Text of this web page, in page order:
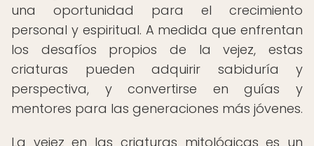
una oportunidad para el crecimiento
personal y espiritual. A medida que enfrentan
los desafíos propios de la vejez, estas
criaturas pueden adquirir sabiduría y
perspectiva, y convertirse en guías y
mentores para las generaciones más jóvenes.
La vejez en las criaturas mitológicas es un